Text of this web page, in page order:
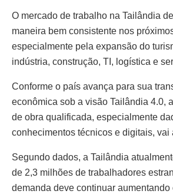
O mercado de trabalho na Tailândia
maneira bem consistente nos
especialmente pela expansão do
indústria, construção, TI, logística e
Conforme o país avança para sua
econômica sob a visão Tailândia 4.0,
de obra qualificada, especialmente
conhecimentos técnicos e digitais, vai
Segundo dados, a Tailândia
de 2,3 milhões de trabalhadores
demanda deve continuar aumentando